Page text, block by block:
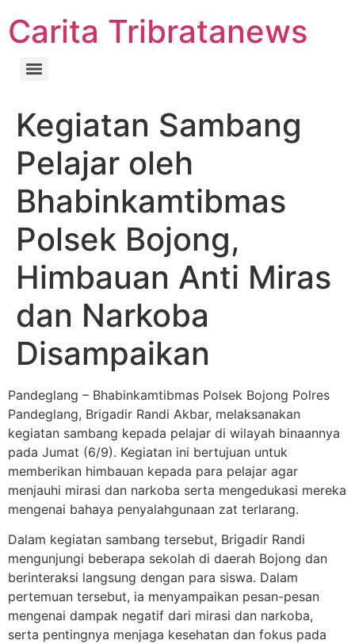
Carita Tribratanews
Kegiatan Sambang
Pelajar oleh
Bhabinkamtibmas
Polsek Bojong,
Himbauan Anti Miras
dan Narkoba
Disampaikan
Pandeglang – Bhabinkamtibmas Polsek Bojong Polres
Pandeglang, Brigadir Randi Akbar, melaksanakan
kegiatan sambang kepada pelajar di wilayah binaannya
pada Jumat (6/9). Kegiatan ini bertujuan untuk
memberikan himbauan kepada para pelajar agar
menjauhi mirasi dan narkoba serta mengedukasi mereka
mengenai bahaya penyalahgunaan zat terlarang.
Dalam kegiatan sambang tersebut, Brigadir Randi
mengunjungi beberapa sekolah di daerah Bojong dan
berinteraksi langsung dengan para siswa. Dalam
pertemuan tersebut, ia menyampaikan pesan-pesan
mengenai dampak negatif dari mirasi dan narkoba,
serta pentingnya menjaga kesehatan dan fokus pada